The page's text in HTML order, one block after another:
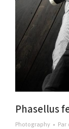
Phasellus
Photography Par